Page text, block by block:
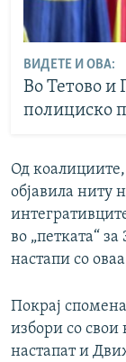
ВИДЕТЕ И ОВА:
Во Тетово и
полициско
Од
објавила ниту
во „петката“
настапи со
Покрај
избори со
настапат и